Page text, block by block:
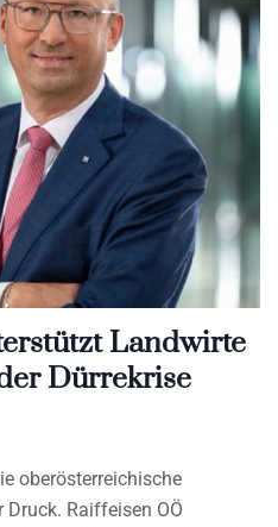
Landwirte
Dürrekrise
oberösterreichische
Raiffeisen OÖ